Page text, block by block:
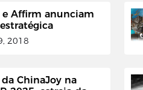
e Affirm anunciam
2018
ChinaJoy na